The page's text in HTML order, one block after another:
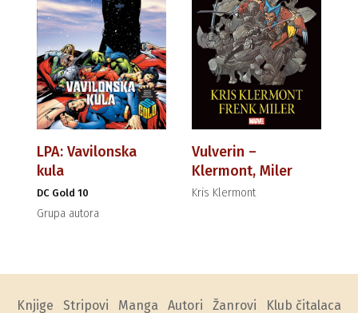
LPA: Vavilonska
kula
DC Gold 10
Grupa autora
Vulverin –
Klermont, Miler
Kris Klermont
Knjige Stripovi Manga Autori Žanrovi Klub čitalaca